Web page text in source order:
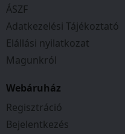
ÁSZF
Adatkezelési Tájékoztató
Elállási nyilatkozat
Magunkról
Webáruház
Regisztráció
Bejelentkezés